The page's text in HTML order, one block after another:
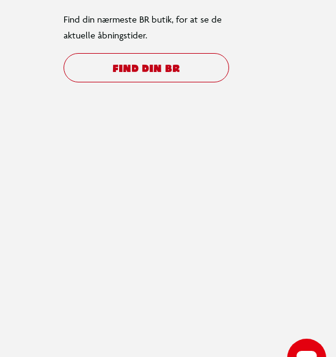
Find din nærmeste BR butik, for at se de
aktuelle åbningstider.
FIND DIN BR